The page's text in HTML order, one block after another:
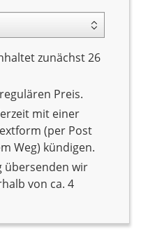
zunächst 26
Preis.
mit einer
(per Post
Weg) kündigen.
übersenden wir
von ca. 4